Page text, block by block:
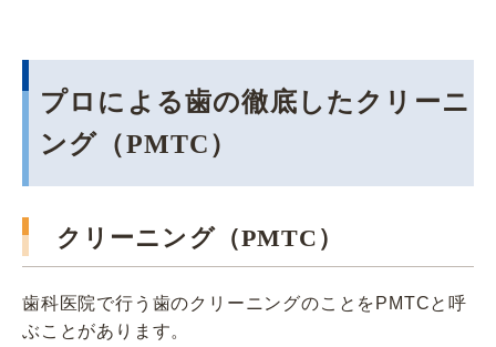
プロによる歯の徹底したクリーニ
ング（PMTC）
クリーニング（PMTC）
歯科医院で行う歯のクリーニングのことをPMTCと呼
ぶことがあります。